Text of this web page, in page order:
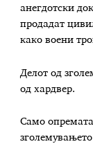
анегдотски
продадат
како воени
Делот од
од хардвер.
Само